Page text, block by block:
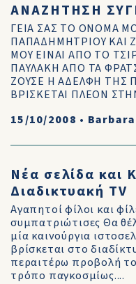
ΑΝΑΖΗΤΗΣΗ
ΓΕΙΑ ΣΑΣ ΤΟ ΟΝΟΜΑ
ΠΑΠΑΔΗΜΗΤΡΙΟΥ ΚΑΙ
ΜΟΥ ΕΙΝΑΙ ΑΠΟ ΤΟ
ΠΑΥΛΑΚΗ ΑΠΟ ΤΑ
ΖΟΥΣΕ Η ΑΔΕΛΦΗ ΤΗΣ
ΒΡΙΣΚΕΤΑΙ ΠΛΕΟΝ
15/10/2008 •
Νέα σελίδα και
Διαδικτυακή TV
Αγαπητοί φίλοι και
συμπατριώτισες Θα
μία καινούργια
βρίσκεται στο
περαιτέρω προβολή
τρόπο παγκοσμίως....